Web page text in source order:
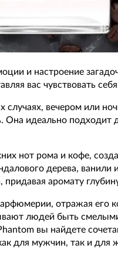
и настроение
вас чувствовать
вечером или
Она идеально подходит
нот рома и кофе,
дерева, ванили
аромату
отражая его
людей быть
вы найдете
для мужчин, так и